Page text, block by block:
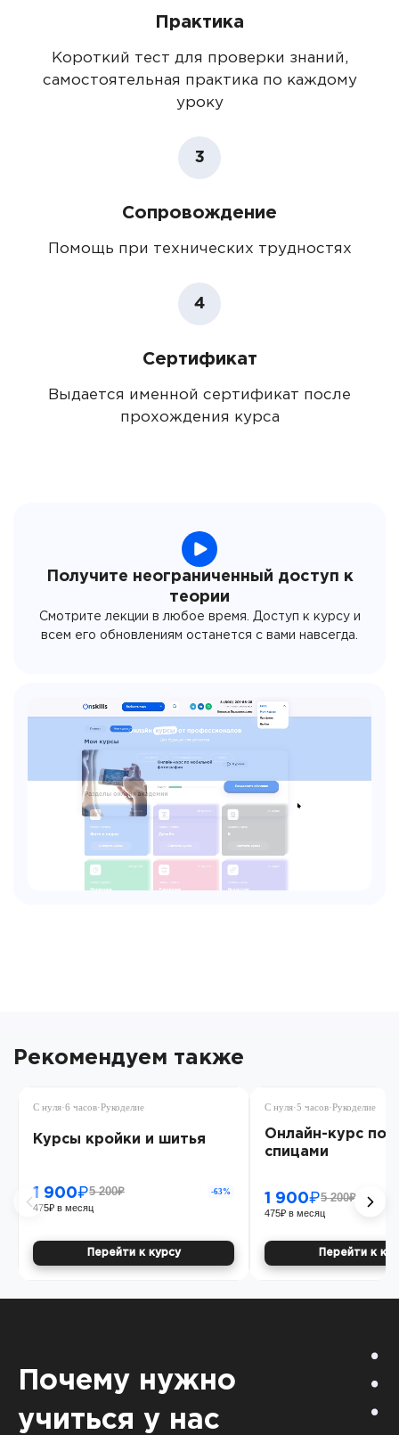
Практика
Короткий тест для проверки знаний,
самостоятельная практика по каждому
уроку
3
Сопровождение
Помощь при технических трудностях
4
Сертификат
Выдается именной сертификат после
прохождения курса
Получите неограниченный доступ к
теории
Смотрите лекции в любое время. Доступ к курсу и
всем его обновлениям останется с вами навсегда.
Рекомендуем также
С нуля·6 часов·Рукоделие
Курсы кройки и шитья
1 900₽5 200₽ -63%
475₽ в месяц
Перейти к курсу
С нуля·5 часов·Рукоделие
Онлайн-курс по
спицами
1 900₽5 200₽
475₽ в месяц
Перейти к
Почему нужно
учиться у нас